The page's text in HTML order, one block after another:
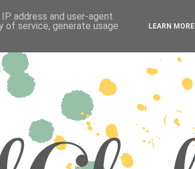
address and user-agent
of service, generate usage
LEARN MORE